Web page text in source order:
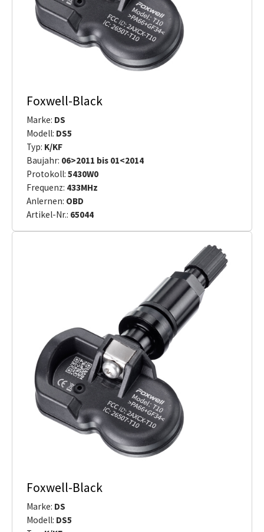
Foxwell-Black
Marke: DS
Modell: DS5
Typ: K/KF
Baujahr: 06>2011 bis 01<2014
Protokoll: 5430W0
Frequenz: 433MHz
Anlernen: OBD
Artikel-Nr.: 65044
Foxwell-Black
Marke: DS
Modell: DS5